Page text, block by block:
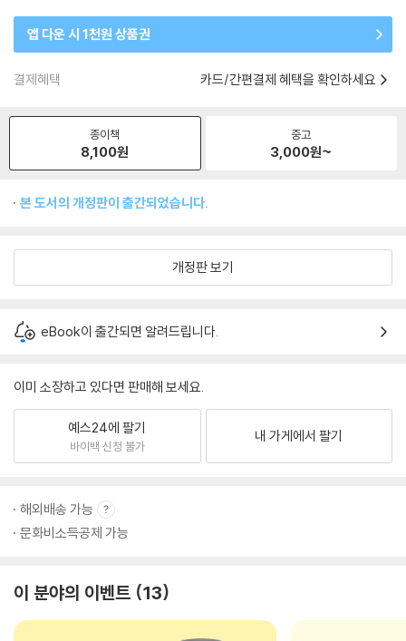
앱 다운 시 1천원 상품권
결제혜택 카드/간편결제 혜택을 확인하세요
종이책
8,100원
중고
3,000원~
본 도서의 개정판이 출간되었습니다.
개정판 보기
eBook이 출간되면 알려드립니다.
이미 소장하고 있다면 판매해 보세요.
예스24에 팔기
바이백 신청 불가
내 가게에서 팔기
해외배송 가능
문화비소득공제 가능
이 분야의 이벤트 13